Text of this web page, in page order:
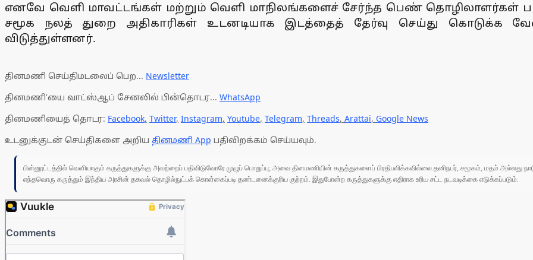
எனவே வெளி மாவட்டங்கள் மற்றும் வெளி மாநிலங்களைச் சேர்ந்த பெண் தொழிலாளர்கள்
சமூக நலத் துறை அதிகாரிகள் உடனடியாக இடத்தைத் தேர்வு செய்து கொடுக்க
விடுத்துள்ளனர்.
தினமணி செய்திமடலைப் பெற... Newsletter
தினமணி'யை வாட்ஸ்ஆப் சேனலில் பின்தொடர... WhatsApp
தினமணியைத் தொடர: Facebook, Twitter, Instagram, Youtube, Telegram, Threads, Arattai, Google News
உடனுக்குடன் செய்திகளை அறிய தினமணி App பதிவிறக்கம் செய்யவும்.
பின்னூட்டத்தில் வெளியாகும் கருத்துகளுக்கு அவற்றைப் பதிவிடுவோரே முழுப் பொறுப்பு; அவை தினமணியின் கருத்துகளைப் பிரதிபலிக்கவில்லை.தனிநபர், சமூகம், மதம் அல்லது
எந்தவொரு கருத்தும் இந்திய அரசின் தகவல் தொழில்நுட்பக் கொள்கைப்படி தண்டனைக்குரிய குற்றம். இதுபோன்ற கருத்துகளுக்கு எதிராக உரிய சட்ட நடவடிக்கை எடுக்கப்படும்.